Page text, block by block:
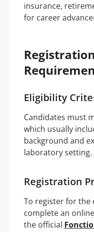
insurance,
for career
Eligibility
Candidates must
which usually
background and
laboratory setting.
Registration
To register for the
complete an
the official